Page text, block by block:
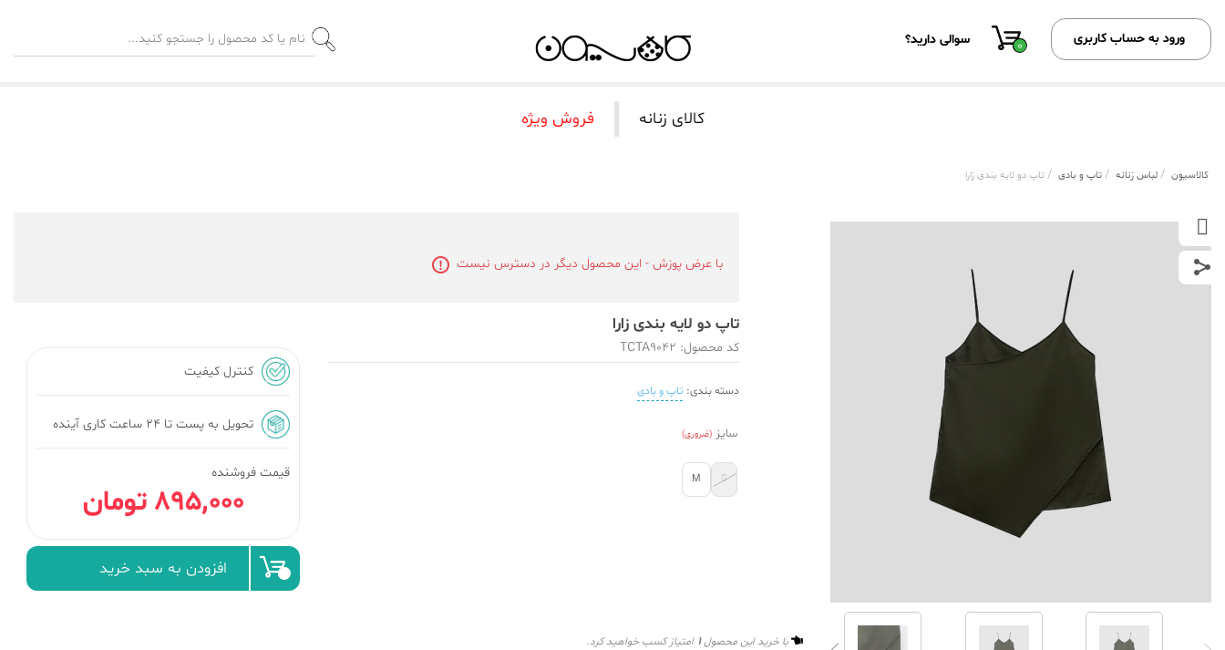
ورود به حساب کاربری 0 سوالی دارید؟
کالای زنانه فروش ویژه
کالاسیون / لباس زنانه / تاپ و بادی / تاپ دو لایه بندی زارا
با عرض پوزش - این محصول دیگر در دسترس نیست
تاپ دو لایه بندی زارا
کد محصول: TCTA9042
دسته بندی: تاپ و بادی
سایز (ضروری)
S
M
کنترل کیفیت
تحویل به پست تا ۲۴ ساعت کاری آینده
قیمت فروشنده
895٬000 تومان
افزودن به سبد خرید
با خرید این محصول1 امتیاز کسب خواهید کرد.